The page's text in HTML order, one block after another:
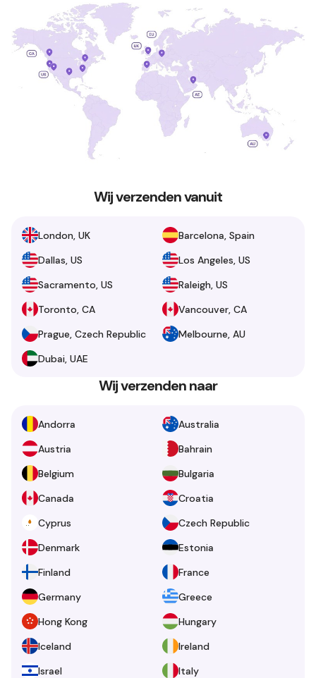
Wij verzenden vanuit
London, UK
Barcelona, Spain
Dallas, US
Los Angeles, US
Sacramento, US
Raleigh, US
Toronto, CA
Vancouver, CA
Prague, Czech Republic
Melbourne, AU
Dubai, UAE
Wij verzenden naar
Andorra
Australia
Austria
Bahrain
Belgium
Bulgaria
Canada
Croatia
Cyprus
Czech Republic
Denmark
Estonia
Finland
France
Germany
Greece
Hong Kong
Hungary
Iceland
Ireland
Israel
Italy